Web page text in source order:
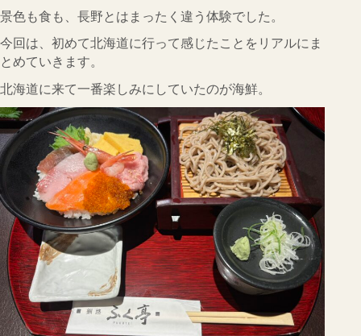
景色も食も、長野とはまったく違う体験でした。
今回は、初めて北海道に行って感じたことをリアルにま
とめていきます。
北海道に来て一番楽しみにしていたのが海鮮。